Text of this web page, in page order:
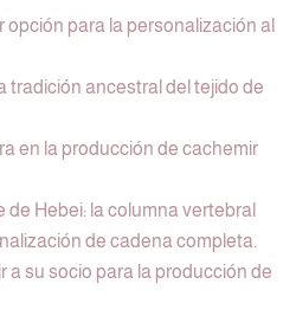
opción para la personalización al
tradición ancestral del tejido de
en la producción de cachemir
de Hebei: la columna vertebral
de cadena completa.
a su socio para la producción de